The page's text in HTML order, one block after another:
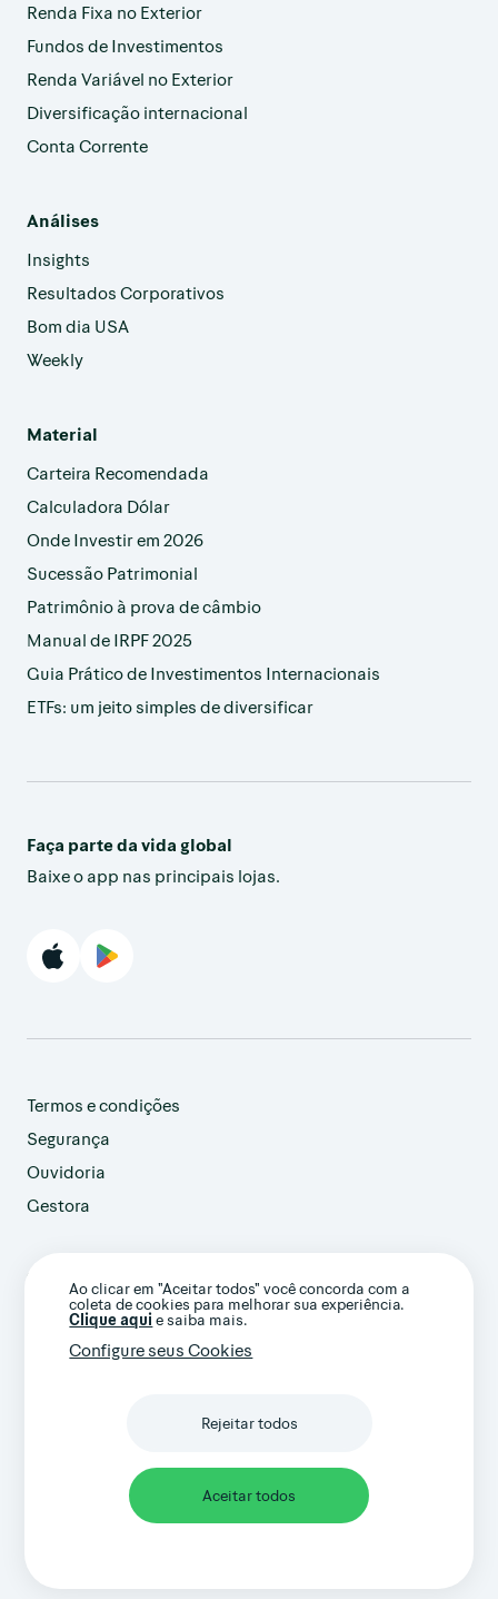
Ao clicar em "Aceitar todos" você concorda com a
coleta de cookies para melhorar sua experiência.
Clique aqui e saiba mais.
Configure seus Cookies
Rejeitar todos
Aceitar todos
Renda Fixa no Exterior
Fundos de Investimentos
Renda Variável no Exterior
Diversificação internacional
Conta Corrente
Análises
Insights
Resultados Corporativos
Bom dia USA
Weekly
Material
Carteira Recomendada
Calculadora Dólar
Onde Investir em 2026
Sucessão Patrimonial
Patrimônio à prova de câmbio
Manual de IRPF 2025
Guia Prático de Investimentos Internacionais
ETFs: um jeito simples de diversificar
Faça parte da vida global
Baixe o app nas principais lojas.
Termos e condições
Segurança
Ouvidoria
Gestora
customer@avenue.us
+1 786-220-7233
(Ligação internacional)